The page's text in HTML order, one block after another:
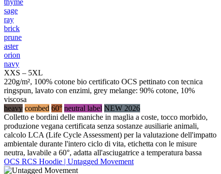
thyme
sage
ray
brick
prune
aster
orion
navy
XXS – 5XL
220g/m², 100% cotone bio certificato OCS pettinato con tecnica
ringspun, lavato con enzimi, grey melange: 90% cotone, 10%
viscosa
heavy combed 60° neutral label NEW 2026
Colletto e bordini delle maniche in maglia a coste, tocco morbido,
produzione vegana certificata senza sostanze ausiliarie animali,
calcolo LCA (Life Cycle Assessment) per la valutazione dell'impatto
ambientale durante l'intero ciclo di vita, etichetta con le misure
neutra, lavabile a 60°, adatta all'asciugatrice a temperatura bassa
OCS RCS Hoodie | Untagged Movement